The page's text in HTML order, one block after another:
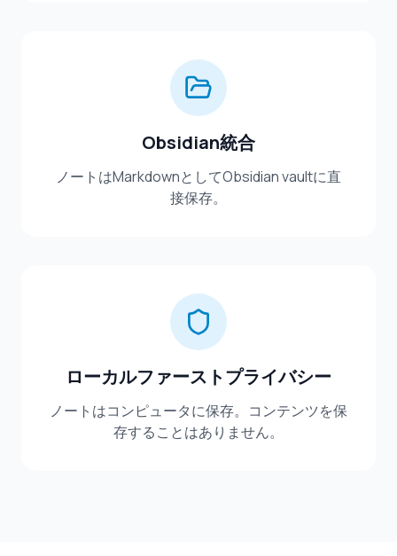
Obsidian統合
ノートはMarkdownとしてObsidian vaultに直
接保存。
ローカルファーストプライバシー
ノートはコンピュータに保存。コンテンツを保
存することはありません。